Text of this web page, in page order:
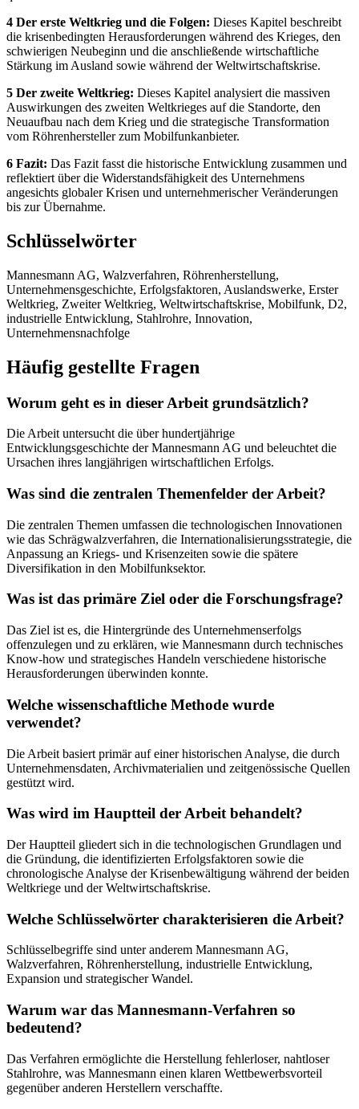
4 Der erste Weltkrieg und die Folgen: Dieses Kapitel beschreibt
die krisenbedingten Herausforderungen während des Krieges, den
schwierigen Neubeginn und die anschließende wirtschaftliche
Stärkung im Ausland sowie während der Weltwirtschaftskrise.
5 Der zweite Weltkrieg: Dieses Kapitel analysiert die massiven
Auswirkungen des zweiten Weltkrieges auf die Standorte, den
Neuaufbau nach dem Krieg und die strategische Transformation
vom Röhrenhersteller zum Mobilfunkanbieter.
6 Fazit: Das Fazit fasst die historische Entwicklung zusammen und
reflektiert über die Widerstandsfähigkeit des Unternehmens
angesichts globaler Krisen und unternehmerischer Veränderungen
bis zur Übernahme.
Schlüsselwörter
Mannesmann AG, Walzverfahren, Röhrenherstellung,
Unternehmensgeschichte, Erfolgsfaktoren, Auslandswerke, Erster
Weltkrieg, Zweiter Weltkrieg, Weltwirtschaftskrise, Mobilfunk, D2,
industrielle Entwicklung, Stahlrohre, Innovation,
Unternehmensnachfolge
Häufig gestellte Fragen
Worum geht es in dieser Arbeit grundsätzlich?
Die Arbeit untersucht die über hundertjährige
Entwicklungsgeschichte der Mannesmann AG und beleuchtet die
Ursachen ihres langjährigen wirtschaftlichen Erfolgs.
Was sind die zentralen Themenfelder der Arbeit?
Die zentralen Themen umfassen die technologischen Innovationen
wie das Schrägwalzverfahren, die Internationalisierungsstrategie, die
Anpassung an Kriegs- und Krisenzeiten sowie die spätere
Diversifikation in den Mobilfunksektor.
Was ist das primäre Ziel oder die Forschungsfrage?
Das Ziel ist es, die Hintergründe des Unternehmenserfolgs
offenzulegen und zu erklären, wie Mannesmann durch technisches
Know-how und strategisches Handeln verschiedene historische
Herausforderungen überwinden konnte.
Welche wissenschaftliche Methode wurde
verwendet?
Die Arbeit basiert primär auf einer historischen Analyse, die durch
Unternehmensdaten, Archivmaterialien und zeitgenössische Quellen
gestützt wird.
Was wird im Hauptteil der Arbeit behandelt?
Der Hauptteil gliedert sich in die technologischen Grundlagen und
die Gründung, die identifizierten Erfolgsfaktoren sowie die
chronologische Analyse der Krisenbewältigung während der beiden
Weltkriege und der Weltwirtschaftskrise.
Welche Schlüsselwörter charakterisieren die Arbeit?
Schlüsselbegriffe sind unter anderem Mannesmann AG,
Walzverfahren, Röhrenherstellung, industrielle Entwicklung,
Expansion und strategischer Wandel.
Warum war das Mannesmann-Verfahren so
bedeutend?
Das Verfahren ermöglichte die Herstellung fehlerloser, nahtloser
Stahlrohre, was Mannesmann einen klaren Wettbewerbsvorteil
gegenüber anderen Herstellern verschaffte.